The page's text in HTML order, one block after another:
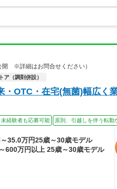
開 ※詳細はお問合せください）
ア（調剤併設）
・OTC・在宅(無菌)幅広く
未経験者も応募可能 原則、引越しを伴う転勤
～35.0万円25歳～30歳モデル
600万円以上 25歳～30歳モデル